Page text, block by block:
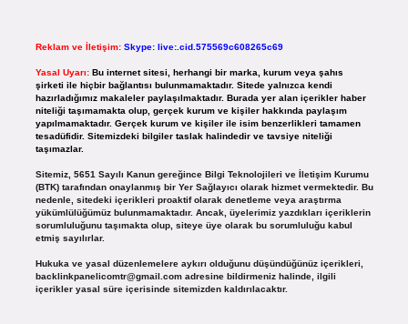
Reklam ve İletişim: Skype: live:.cid.575569c608265c69
Yasal Uyarı: Bu internet sitesi, herhangi bir marka, kurum veya şahıs
şirketi ile hiçbir bağlantısı bulunmamaktadır. Sitede yalnızca kendi
hazırladığımız makaleler paylaşılmaktadır. Burada yer alan içerikler haber
niteliği taşımamakta olup, gerçek kurum ve kişiler hakkında paylaşım
yapılmamaktadır. Gerçek kurum ve kişiler ile isim benzerlikleri tamamen
tesadüfidir. Sitemizdeki bilgiler taslak halindedir ve tavsiye niteliği
taşımazlar.
Sitemiz, 5651 Sayılı Kanun gereğince Bilgi Teknolojileri ve İletişim Kurumu
(BTK) tarafından onaylanmış bir Yer Sağlayıcı olarak hizmet vermektedir. Bu
nedenle, sitedeki içerikleri proaktif olarak denetleme veya araştırma
yükümlülüğümüz bulunmamaktadır. Ancak, üyelerimiz yazdıkları içeriklerin
sorumluluğunu taşımakta olup, siteye üye olarak bu sorumluluğu kabul
etmiş sayılırlar.
Hukuka ve yasal düzenlemelere aykırı olduğunu düşündüğünüz içerikleri,
backlinkpanelicomtr@gmail.comadresine bildirmeniz halinde, ilgili
içerikler yasal süre içerisinde sitemizden kaldırılacaktır.